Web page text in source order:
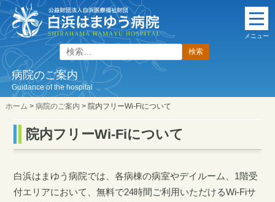
本
文
に
ス
キ
プ
検
索:
メニュー
病院のご案内
Guidance of the hospital
ホーム > 病院のご案内 > 院内フリーWi-Fiについて
院内フリーWi-Fiについて
白浜はまゆう病院では、各病棟の病室やデイルーム、1階受
付エリアにおいて、無料で24時間ご利用いただけるWi-Fiサ